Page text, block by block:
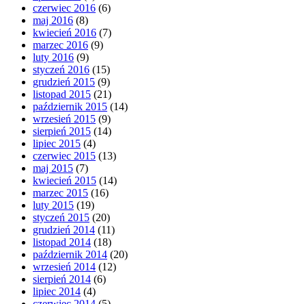
czerwiec 2016 (6)
maj 2016 (8)
kwiecień 2016 (7)
marzec 2016 (9)
luty 2016 (9)
styczeń 2016 (15)
grudzień 2015 (9)
listopad 2015 (21)
październik 2015 (14)
wrzesień 2015 (9)
sierpień 2015 (14)
lipiec 2015 (4)
czerwiec 2015 (13)
maj 2015 (7)
kwiecień 2015 (14)
marzec 2015 (16)
luty 2015 (19)
styczeń 2015 (20)
grudzień 2014 (11)
listopad 2014 (18)
październik 2014 (20)
wrzesień 2014 (12)
sierpień 2014 (6)
lipiec 2014 (4)